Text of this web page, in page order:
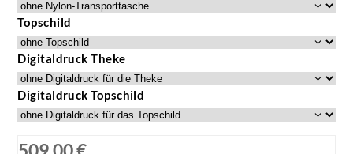
Topschild
Digitaldruck Theke
Digitaldruck Topschild